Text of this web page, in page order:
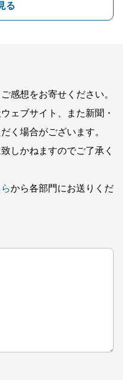
る
感想をお寄せください。
ェブサイト、また新聞・
く場合がございます。
しかねますのでご了承く
から各部門にお送りくだ